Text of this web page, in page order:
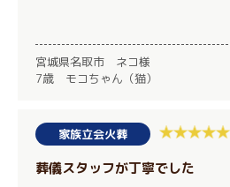
宮城県名取市 ネコ様
7歳 モコちゃん（猫）
家族立会火葬
葬儀スタッフが丁寧でした